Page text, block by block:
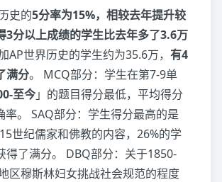
史的5分率为15%，相较去年提升较
3分以上成绩的学生比去年多了3.6万
AP世界历史的学生约为35.6万， 有4
满分。 MCQ部分：学生在第7-9单
至今」的题目得分最低，平均得分
率。 SAQ部分：学生得分最高的是
世纪儒家和佛教的内容，26%的学
得了满分。 DBQ部分：关于1850-
区穆斯林妇女挑战社会规范的程度